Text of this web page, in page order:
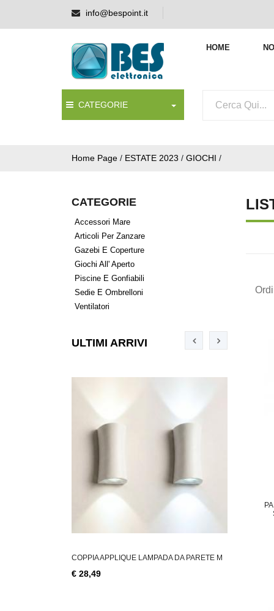
info@bespoint.it
HOME
CATEGORIE
Home Page / ESTATE 2023 / GIOCHI /
CATEGORIE
Accessori Mare
Articoli Per Zanzare
Gazebi E Coperture
Giochi All' Aperto
Piscine E Gonfiabili
Sedie E Ombrelloni
Ventilatori
ULTIMI ARRIVI
DA PARETE M COPPIA DEFLETTORE ARIA CONDIZIONATO
€ 13,29